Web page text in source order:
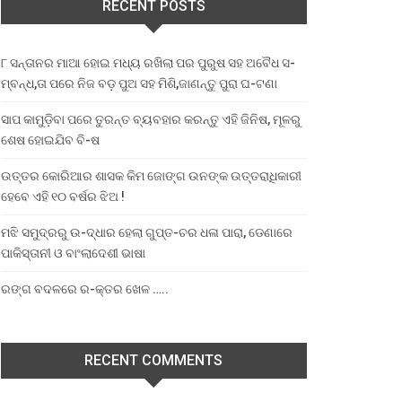
RECENT POSTS
୮ ସନ୍ତାନର ମାଆ ହୋଇ ମଧ୍ୟ ରଖିଲା ପର ପୁରୁଷ ସହ ଅବୈଧ ସ-
ମ୍ବନ୍ଧ,ତା ପରେ ନିଜ ବଡ଼ ପୁଅ ସହ ମିଶି,ଜାଣନ୍ତୁ ପୁରା ଘ-ଟଣା
ସାପ କାମୁଡ଼ିବା ପରେ ତୁରନ୍ତ ବ୍ୟବହାର କରନ୍ତୁ ଏହି ଜିନିଷ, ମୂଳରୁ
ଶେଷ ହୋଇଯିବ ବି-ଷ
ଉତ୍ତର କୋରିଆର ଶାସକ କିମ ଜୋଙ୍ଗ ଉନଙ୍କ ଉତ୍ତରାଧିକାରୀ
ହେବେ ଏହି ୧୦ ବର୍ଷର ଝିଅ !
ମଝି ସମୁଦ୍ରରୁ ଉ-ଦ୍ଧାର ହେଲା ଗୁପ୍ତ-ଚର ଧଳା ପାରା, ଡେଣାରେ
ପାକିସ୍ତାନୀ ଓ ବାଂଲାଦେଶୀ ଭାଷା
ରଙ୍ଗ ବଦଳରେ ର-କ୍ତର ଖେଳ …..
RECENT COMMENTS